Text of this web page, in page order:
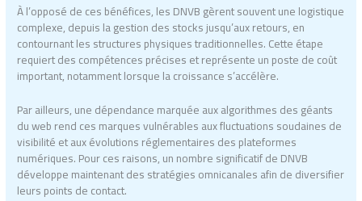
À l’opposé de ces bénéfices, les DNVB gèrent souvent une logistique
complexe, depuis la gestion des stocks jusqu’aux retours, en
contournant les structures physiques traditionnelles. Cette étape
requiert des compétences précises et représente un poste de coût
important, notamment lorsque la croissance s’accélère.
Par ailleurs, une dépendance marquée aux algorithmes des géants
du web rend ces marques vulnérables aux fluctuations soudaines de
visibilité et aux évolutions réglementaires des plateformes
numériques. Pour ces raisons, un nombre significatif de DNVB
développe maintenant des stratégies omnicanales afin de diversifier
leurs points de contact.